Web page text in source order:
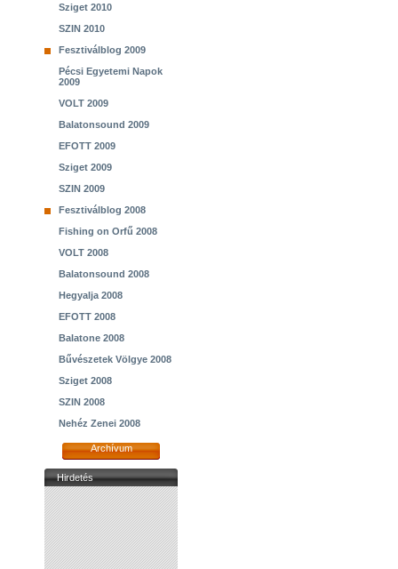
Sziget 2010
SZIN 2010
Fesztiválblog 2009
Pécsi Egyetemi Napok
2009
VOLT 2009
Balatonsound 2009
EFOTT 2009
Sziget 2009
SZIN 2009
Fesztiválblog 2008
Fishing on Orfű 2008
VOLT 2008
Balatonsound 2008
Hegyalja 2008
EFOTT 2008
Balatone 2008
Bűvészetek Völgye 2008
Sziget 2008
SZIN 2008
Nehéz Zenei 2008
Archívum
Hirdetés